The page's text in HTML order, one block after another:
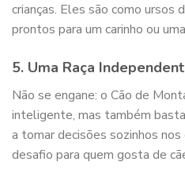
crianças. Eles são como ursos
prontos para um carinho ou
5. Uma Raça
Não se engane: o Cão de
inteligente, mas também
a tomar decisões sozinhos
desafio para quem gosta de